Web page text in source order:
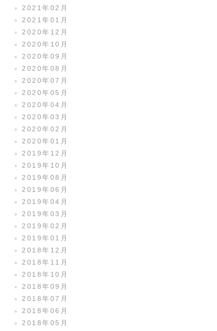
2021年02月
2021年01月
2020年12月
2020年10月
2020年09月
2020年08月
2020年07月
2020年05月
2020年04月
2020年03月
2020年02月
2020年01月
2019年12月
2019年10月
2019年08月
2019年06月
2019年04月
2019年03月
2019年02月
2019年01月
2018年12月
2018年11月
2018年10月
2018年09月
2018年07月
2018年06月
2018年05月